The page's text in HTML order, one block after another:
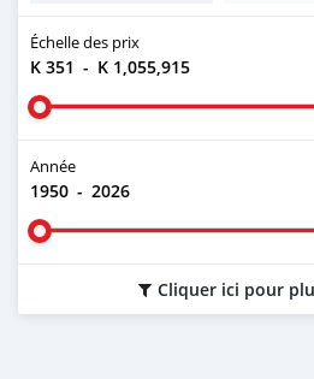
Échelle des prix
K 351 - K 1,055,915
Année
1950 - 2026
Cliquer ici pour